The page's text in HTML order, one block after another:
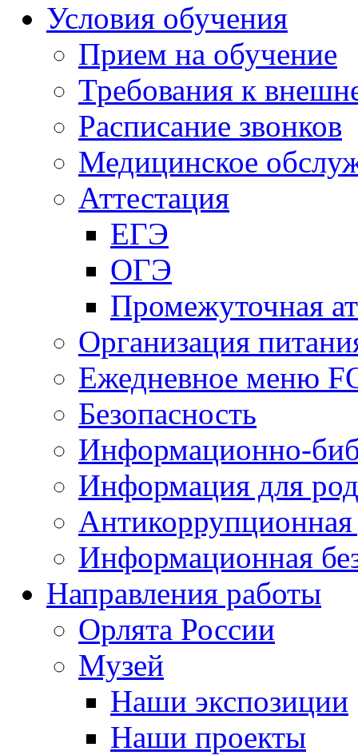
Условия обучения
Прием на обучение
Требования к
Расписание звонков
Медицинское
Аттестация
ЕГЭ
ОГЭ
Промежуточная
Организация
Ежедневное меню
Безопасность
Информационно-
Информация для
Антикоррупционная
Информационная
Направления работы
Орлята России
Музей
Наши экспозиции
Наши проекты